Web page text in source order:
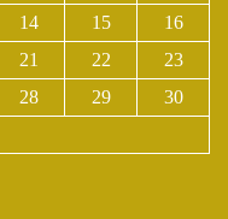
14 15
16
21 22
23
28 29
30